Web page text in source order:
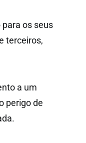
os seus
terceiros,
a um
perigo de